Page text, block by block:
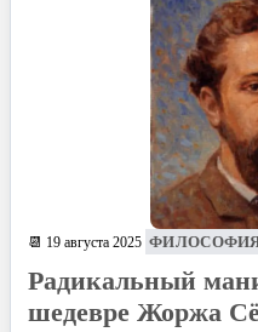
📆 19 августа 2025
Радикальный
шедевре Жоржа